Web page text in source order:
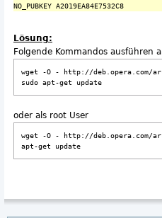
Lösung:
Folgende Kommandos ausführen
wget -O - http://deb.opera.com/
sudo apt-get update
oder als root User
wget -O - http://deb.opera.com/
apt-get update